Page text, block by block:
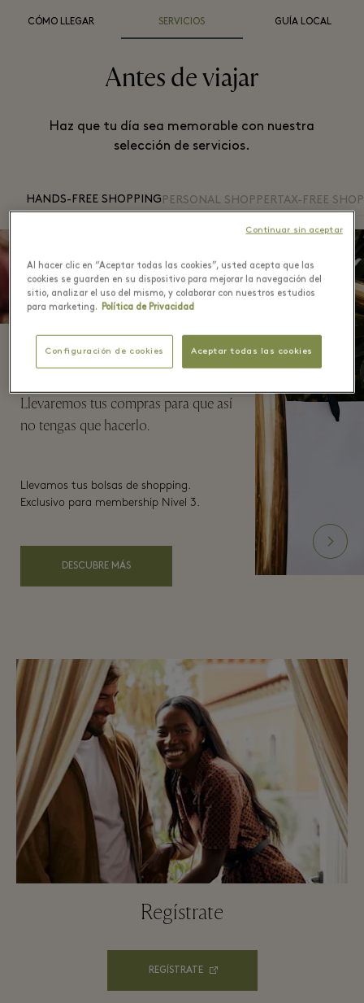
CÓMO LLEGAR SERVICIOS GUÍA LOCAL
Antes de viajar
Haz que tu día sea memorable con nuestra
selección de servicios.
HANDS-FREE SHOPPING PERSONAL SHOPPER TAX-FREE
Hands-free Shopping
Llevaremos tus compras para que así
no tengas que hacerlo.
Llevamos tus bolsas de shopping.
Exclusivo para membership Nivel 3.
DESCUBRE MÁS
Regístrate
REGÍSTRATE
Al hacer clic en “Aceptar todas las cookies”, usted acepta que las
cookies se guarden en su dispositivo para mejorar la navegación del
sitio, analizar el uso del mismo, y colaborar con nuestros estudios
para marketing. Política de Privacidad
Configuración de cookies Aceptar todas las cookies
Continuar sin aceptar